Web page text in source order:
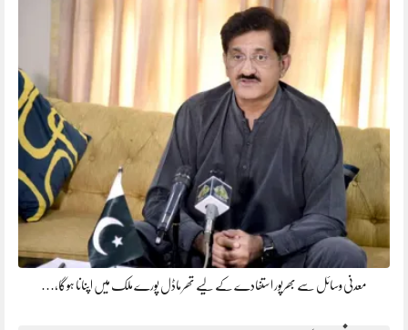
معدنی وسائل سے بھرپور استفادے کے لیے تھر ماڈل پورے ملک میں اپنانا ہوگا،…